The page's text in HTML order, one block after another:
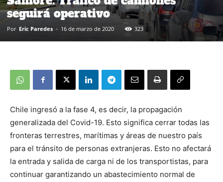
seguirá operativo
Por Eric Paredes - 16 de marzo de 2020 323
Chile ingresó a la fase 4, es decir, la propagación
generalizada del Covid-19. Esto significa cerrar todas las
fronteras terrestres, marítimas y áreas de nuestro país
para el tránsito de personas extranjeras. Esto no afectará
la entrada y salida de carga ni de los transportistas, para
continuar garantizando un abastecimiento normal de